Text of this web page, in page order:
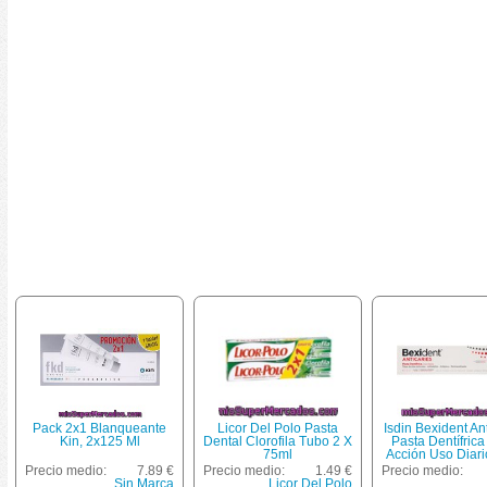
Pack 2x1 Blanqueante
Kin, 2x125 Ml
Precio medio:
7.89 €
Sin Marca
Licor Del Polo Pasta
Dental Clorofila Tubo 2 X
75ml
Precio medio:
1.49 €
Licor Del Polo
Isdin Bexident
Pasta
Acción Uso
125 Ml
Antiséptico,
Precio medio: